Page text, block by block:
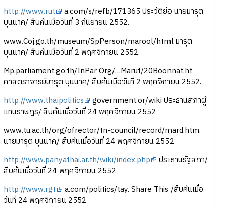
http://www.rut
a.com/s/refb/171365 ประวัติย่อ นายมารุต
บุนนาค/ สืบค้นเมื่อวันที่ 3 กันยายน 2552.
www.Coj.go.th/museum/SpPerson/marool/html มารุต
บุนนาค/ สืบค้นเมื่อวันที่ 2 พฤศจิกายน 2552.
Mp.parliament.go.th/InPar Org/…Marut/20Boonnat.ht
ศาสตราจารย์มารุต บุนนาค/ สืบค้นเมื่อวันที่ 2 พฤศจิกายน 2552.
http://www.thaipolitics
government.or/wiki ประธานสภาผู้
แทนราษฎร/ สืบค้นเมื่อวันที่ 24 พฤศจิกายน 2552
www.tu.ac.th/org/ofrector/tn-council/record/mard.htm.
นายมารุต บุนนาค/ สืบค้นเมื่อวันที่ 24 พฤศจิกายน 2552
http://www.panyathai.ar.th/wiki/index.php
ประธานรัฐสภา/
สืบค้นเมื่อวันที่ 24 พฤศจิกายน 2552
http://www.rgt
a.com/politics/tay. Share This /สืบค้นเมื่อ
วันที่ 24 พฤศจิกายน 2552